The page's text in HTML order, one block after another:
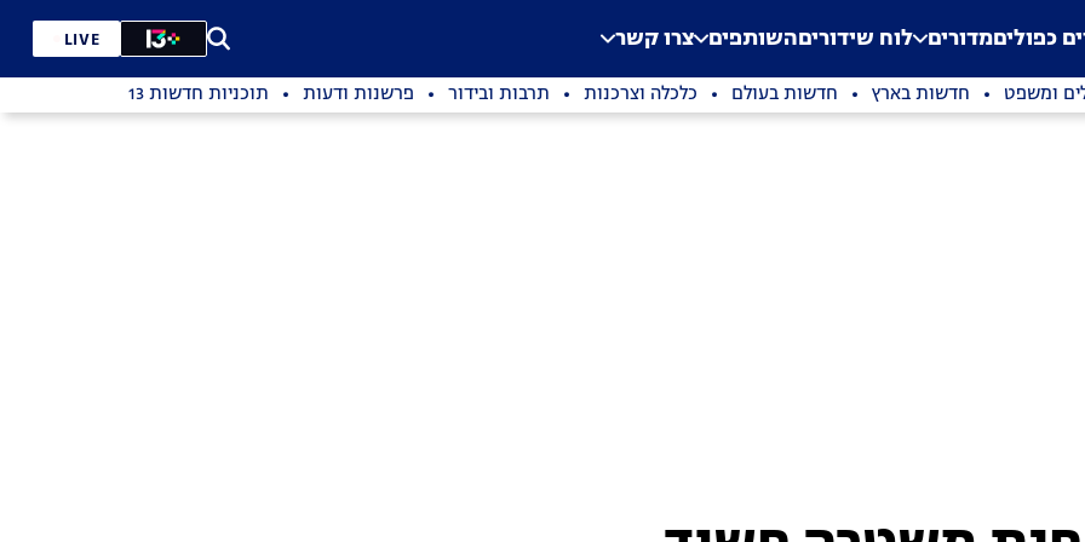
Application error: a
. כפוליםמדורים לוח שידוריםהשותפים צרו קשר LIVE
ומשפט חדשות בארץ חדשות בעולם כלכלה וצרכנות תרבות ובידור פרשנות ודעות תוכניות חדשות 13